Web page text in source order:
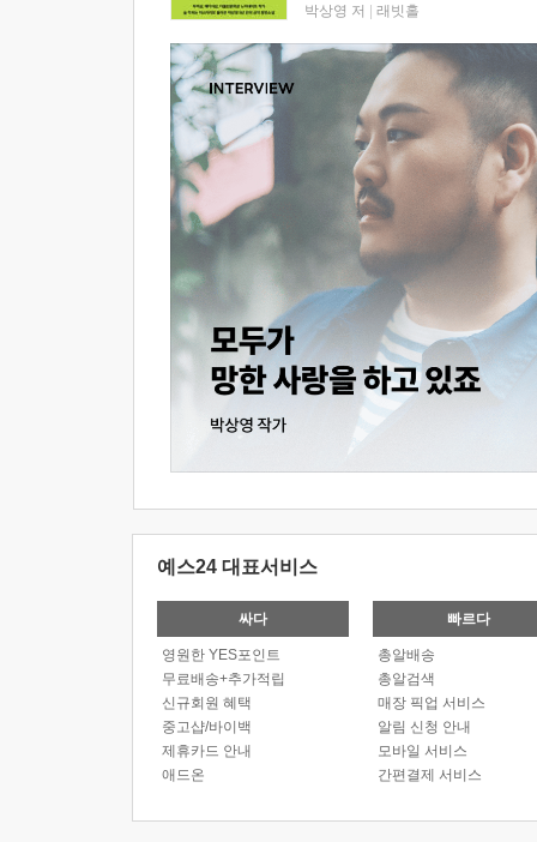
박상영 저 래빗홀
예스24 대표서비스
싸다
영원한 YES포인트
무료배송+추가적립
신규회원 혜택
중고샵/바이백
제휴카드 안내
애드온
빠르다
총알배송
총알검색
매장 픽업 서비스
알림 신청 안내
모바일 서비스
간편결제 서비스